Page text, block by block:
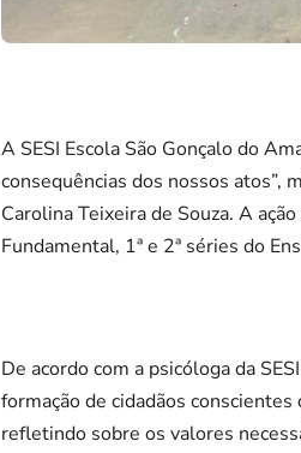
A SESI Escola São Gonçalo do
consequências dos nossos atos”,
Carolina Teixeira de Souza. A
Fundamental, 1ª e 2ª séries do
De acordo com a psicóloga da
formação de cidadãos
refletindo sobre os valores